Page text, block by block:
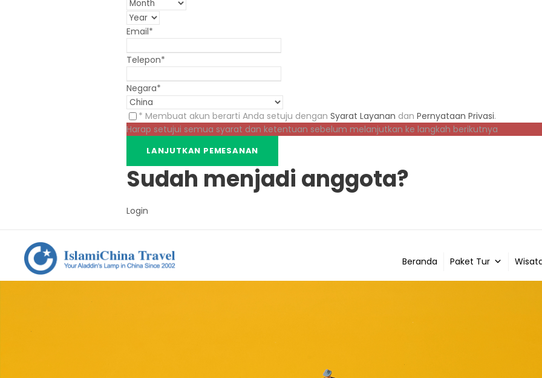
Email*
Telepon*
Negara*
* Membuat akun berarti Anda setuju dengan Syarat Layanan dan Pernyataan Privasi.
Harap setujui semua syarat dan ketentuan sebelum melanjutkan ke langkah berikutnya
Sudah menjadi anggota?
Login
Beranda Paket Tur